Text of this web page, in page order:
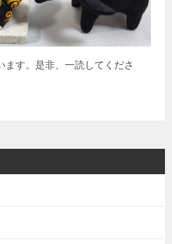
す。是非、一読してくださ